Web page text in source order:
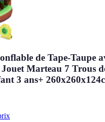
de Tape-Taupe
Marteau 7 Trous
3 ans+